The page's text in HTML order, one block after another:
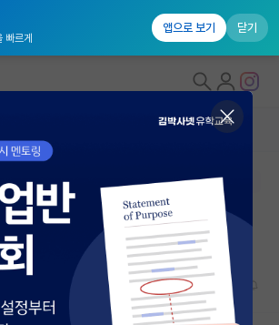
빠르게
앱으로 보기 닫기
박제글입니다.
문대학원 2026학년도 2학기 비전임